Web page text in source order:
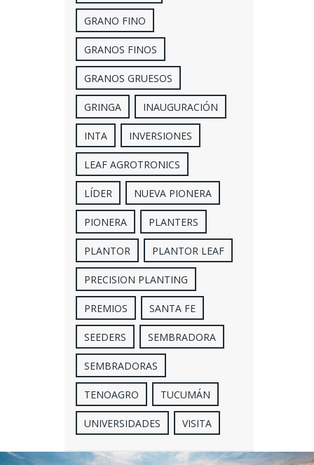
GRANO FINO
GRANOS FINOS
GRANOS GRUESOS
GRINGA INAUGURACIÓN
INTA INVERSIONES
LEAF AGROTRONICS
LÍDER NUEVA PIONERA
PIONERA PLANTERS
PLANTOR PLANTOR LEAF
PRECISION PLANTING
PREMIOS SANTA FE
SEEDERS SEMBRADORA
SEMBRADORAS
TENOAGRO TUCUMÁN
UNIVERSIDADES VISITA